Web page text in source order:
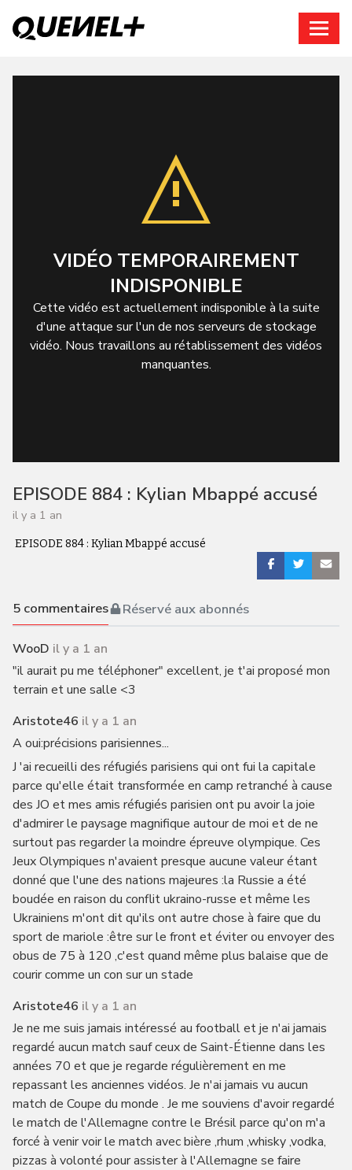
VIDÉO TEMPORAIREMENT
INDISPONIBLE
Cette vidéo est actuellement indisponible à la suite
d'une attaque sur l'un de nos serveurs de stockage
vidéo. Nous travaillons au rétablissement des vidéos
manquantes.
EPISODE 884 : Kylian Mbappé accusé
il y a 1 an
EPISODE 884 : Kylian Mbappé accusé
5commentaires Réservé aux abonnés
WooD il y a 1 an
"il aurait pu me téléphoner" excellent, je t'ai proposé mon
terrain et une salle <3
Aristote46 il y a 1 an
A oui:précisions parisiennes...
J 'ai recueilli des réfugiés parisiens qui ont fui la capitale
parce qu'elle était transformée en camp retranché à cause
des JO et mes amis réfugiés parisien ont pu avoir la joie
d'admirer le paysage magnifique autour de moi et de ne
surtout pas regarder la moindre épreuve olympique. Ces
Jeux Olympiques n'avaient presque aucune valeur étant
donné que l'une des nations majeures :la Russie a été
boudée en raison du conflit ukraino-russe et même les
Ukrainiens m'ont dit qu'ils ont autre chose à faire que du
sport de mariole :être sur le front et éviter ou envoyer des
obus de 75 à 120 ,c'est quand même plus balaise que de
courir comme un con sur un stade
Aristote46 il y a 1 an
Je ne me suis jamais intéressé au football et je n'ai jamais
regardé aucun match sauf ceux de Saint-Étienne dans les
années 70 et que je regarde régulièrement en me
repassant les anciennes vidéos. Je n'ai jamais vu aucun
match de Coupe du monde . Je me souviens d'avoir regardé
le match de l'Allemagne contre le Brésil parce qu'on m'a
forcé à venir voir le match avec bière ,rhum ,whisky ,vodka,
pizzas à volonté pour assister à l'Allemagne se faire